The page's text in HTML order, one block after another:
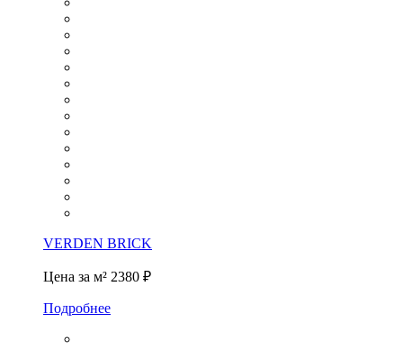
VERDEN BRICK
Цена за м² 2380 ₽
Подробнее